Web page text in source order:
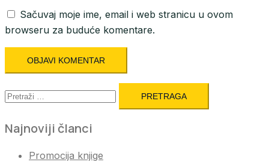
Sačuvaj moje ime, email i web stranicu u ovom
browseru za buduće komentare.
Pretraga:
Najnoviji članci
Promocija knjige